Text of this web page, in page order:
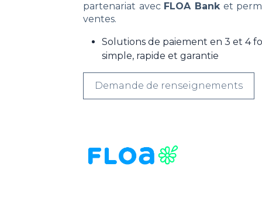
partenariat avec FLOA Banket
ventes.
Solutions de paiement en 3 et 4
simple, rapide et garantie
Demande de renseignements